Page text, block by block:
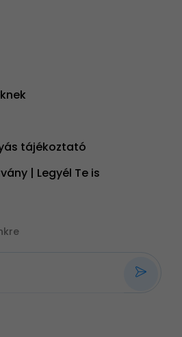
tájékoztató
| Legyél Te is